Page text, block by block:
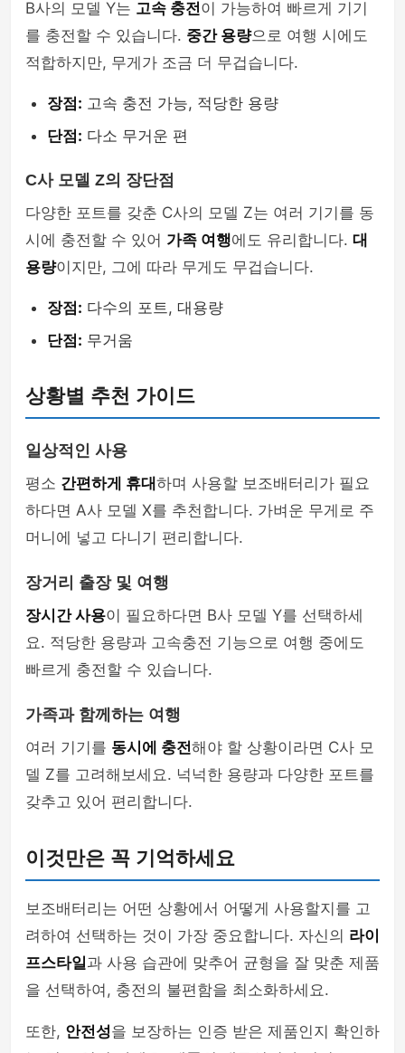
B사의 모델 Y는 고속 충전이 가능하여 빠르게 기기
를 충전할 수 있습니다. 중간 용량으로 여행 시에도
적합하지만, 무게가 조금 더 무겁습니다.
장점: 고속 충전 가능, 적당한 용량
단점: 다소 무거운 편
C사 모델 Z의 장단점
다양한 포트를 갖춘 C사의 모델 Z는 여러 기기를 동
시에 충전할 수 있어 가족 여행에도 유리합니다. 대
용량이지만, 그에 따라 무게도 무겁습니다.
장점: 다수의 포트, 대용량
단점: 무거움
상황별 추천 가이드
일상적인 사용
평소 간편하게 휴대하며 사용할 보조배터리가 필요
하다면 A사 모델 X를 추천합니다. 가벼운 무게로 주
머니에 넣고 다니기 편리합니다.
장거리 출장 및 여행
장시간 사용이 필요하다면 B사 모델 Y를 선택하세
요. 적당한 용량과 고속충전 기능으로 여행 중에도
빠르게 충전할 수 있습니다.
가족과 함께하는 여행
여러 기기를 동시에 충전해야 할 상황이라면 C사 모
델 Z를 고려해보세요. 넉넉한 용량과 다양한 포트를
갖추고 있어 편리합니다.
이것만은 꼭 기억하세요
보조배터리는 어떤 상황에서 어떻게 사용할지를 고
려하여 선택하는 것이 가장 중요합니다. 자신의 라이
프스타일과 사용 습관에 맞추어 균형을 잘 맞춘 제품
을 선택하여, 충전의 불편함을 최소화하세요.
또한, 안전성을 보장하는 인증 받은 제품인지 확인하